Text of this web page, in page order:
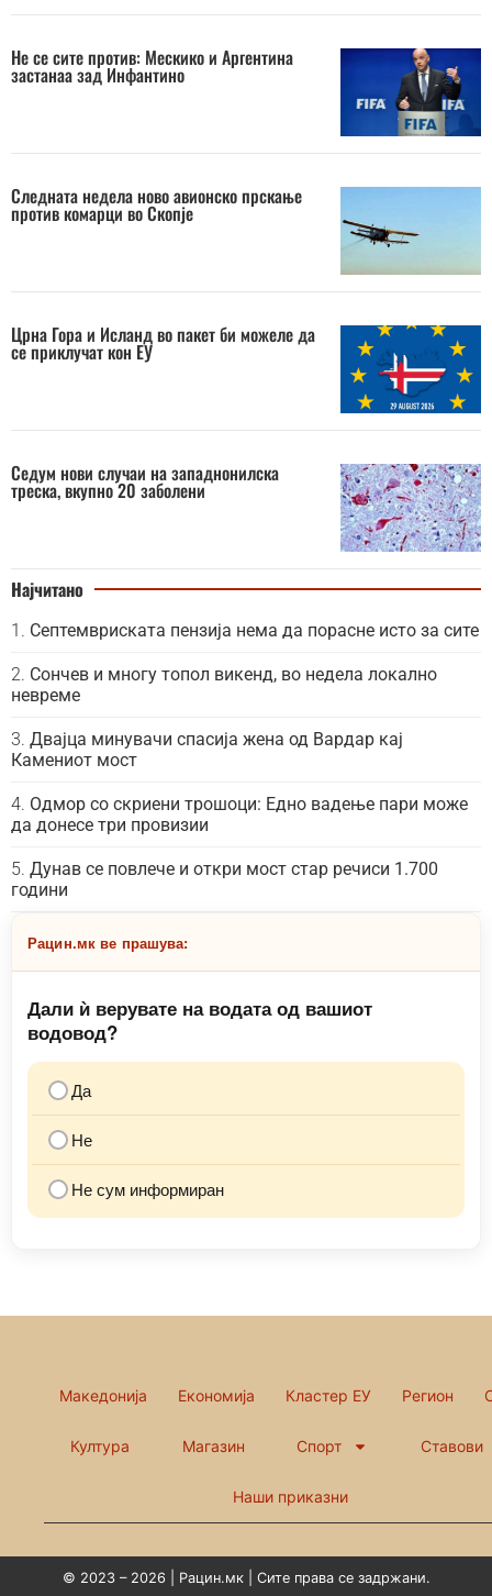
Не се сите против: Мескико и Аргентина
застанаа зад Инфантино
Следната недела ново авионско прскање
против комарци во Скопје
Црна Гора и Исланд во пакет би можеле да
се приклучат кон ЕУ
Седум нови случаи на западнонилска
треска, вкупно 20 заболени
Најчитано
Септемвриската пензија нема да порасне исто за сите
Сончев и многу топол викенд, во недела локално
невреме
Двајца минувачи спасија жена од Вардар кај
Камениот мост
Одмор со скриени трошоци: Едно вадење пари може
да донесе три провизии
Дунав се повлече и откри мост стар речиси 1.700
години
Рацин.мк ве прашува:
Дали ѝ верувате на водата од вашиот
водовод?
Да
Не
Не сум информиран
Македонија Економија Кластер ЕУ Регион
Култура Магазин Спорт Ставови
Наши приказни
© 2023 – 2026 | Рацин.мк | Сите права се задржани.